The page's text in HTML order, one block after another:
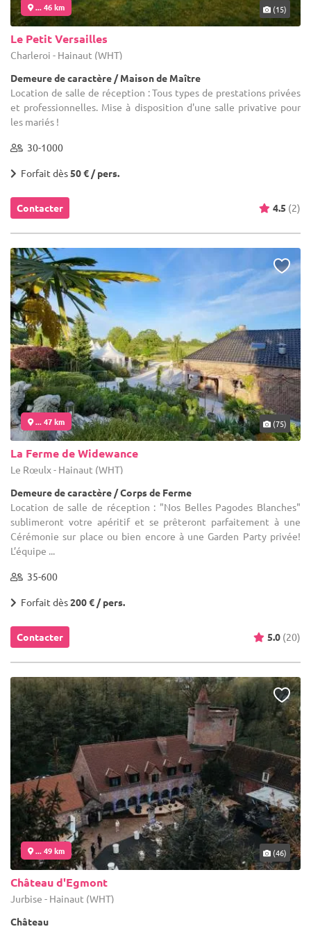
... 46 km (15)
Le Petit Versailles
Charleroi - Hainaut (WHT)
Demeure de caractère / Maison de Maître
Location de salle de réception : Tous types de prestations privées
et professionnelles. Mise à disposition d'une salle privative pour
les mariés !
30-1000
Forfait dès50 € / pers.
Contacter 4.5 (2)
... 47 km (75)
La Ferme de Widewance
Le Rœulx - Hainaut (WHT)
Demeure de caractère / Corps de Ferme
Location de salle de réception : "Nos Belles Pagodes Blanches"
sublimeront votre apéritif et se prêteront parfaitement à une
Cérémonie sur place ou bien encore à une Garden Party privée!
L’équipe ...
35-600
Forfait dès200 € / pers.
Contacter 5.0 (20)
... 49 km (46)
Château d'Egmont
Jurbise - Hainaut (WHT)
Château